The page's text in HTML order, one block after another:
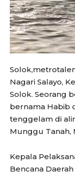
Nagari Salayo,
Solok. Seorang
bernama Habib
tenggelam di
Munggu Tanah,
Kepala
Bencana